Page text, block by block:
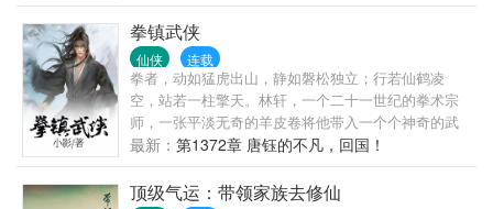
存，并分析模拟出道场蕴含的磁力来。”“叮，针对眼前
之人攻击进行模拟后，系统计算出123万种可能，选择
最完美的方法应对。”“叮，混沌钟上蕴着完整的先天不
灭灵光一道，预计需要10000年才能彻底分解完毕，再
领悟上面蕴含的法则之力。”简单而言，这是一个现代
人张衍，携带着超级芯片道衍穿入洪荒，凭借着系统
的计算功能，一步一步凭借着凡人之躯，走上巅峰的
道路。
拳镇武侠
仙侠 连载
拳者，动如猛虎出山，静如磐松独立；行若仙鹤凌
空，站若一柱擎天。林轩，一个二十一世纪的拳术宗
师，一张平淡无奇的羊皮卷将他带入一个个神奇的武
侠世界，一场场江湖动荡由此开始。
最新： 第1372章 唐钰的不凡，回国！
顶级气运：带领家族去修仙